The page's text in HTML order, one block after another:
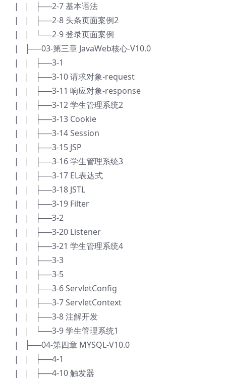
| | ├──2-7 基本语法
| | ├──2-8 头条页面案例2
| | └──2-9 登录页面案例
| ├──03-第三章 JavaWeb核心-V10.0
| | ├──3-1
| | ├──3-10 请求对象-request
| | ├──3-11 响应对象-response
| | ├──3-12 学生管理系统2
| | ├──3-13 Cookie
| | ├──3-14 Session
| | ├──3-15 JSP
| | ├──3-16 学生管理系统3
| | ├──3-17 EL表达式
| | ├──3-18 JSTL
| | ├──3-19 Filter
| | ├──3-2
| | ├──3-20 Listener
| | ├──3-21 学生管理系统4
| | ├──3-3
| | ├──3-5
| | ├──3-6 ServletConfig
| | ├──3-7 ServletContext
| | ├──3-8 注解开发
| | └──3-9 学生管理系统1
| ├──04-第四章 MYSQL-V10.0
| | ├──4-1
| | ├──4-10 触发器